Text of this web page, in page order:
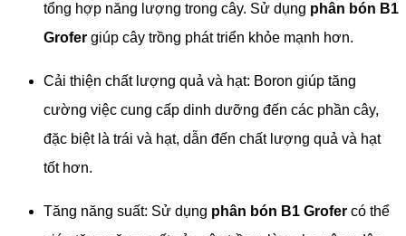
tổng hợp năng lượng trong cây. Sử dụng phân bón B1
Grofer giúp cây trồng phát triển khỏe mạnh hơn.
Cải thiện chất lượng quả và hạt: Boron giúp tăng
cường việc cung cấp dinh dưỡng đến các phần cây,
đặc biệt là trái và hạt, dẫn đến chất lượng quả và hạt
tốt hơn.
Tăng năng suất: Sử dụng phân bón B1 Grofer có thể